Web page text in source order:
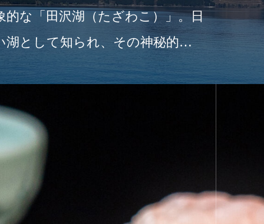
的な「田沢湖（たざわこ）」。日
湖として知られ、その神秘的な
つ…